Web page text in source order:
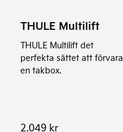
THULE Multilift
THULE Multilift det
perfekta sättet att förvara
en takbox.
2.049 kr